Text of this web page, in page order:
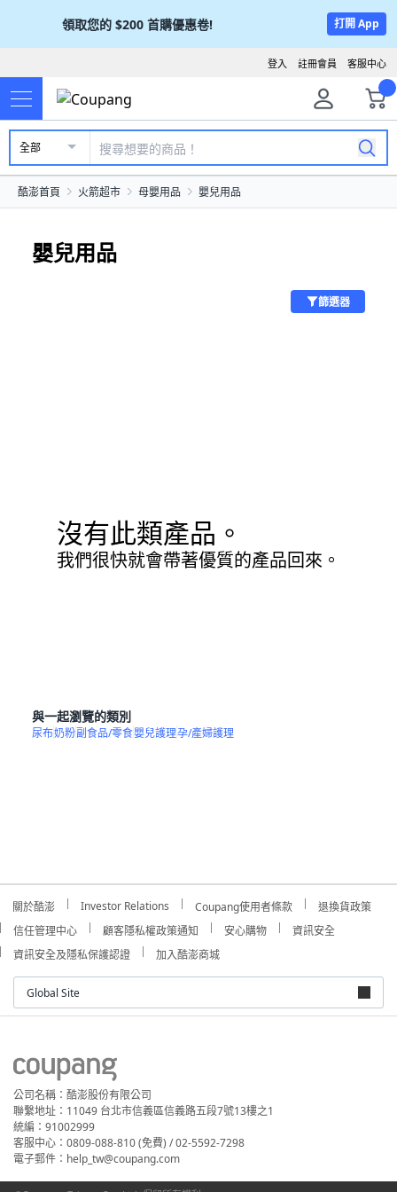
領取您的 $200 首購優惠卷! 打開 App
客服中心
註冊會員
登入
全部
酷澎首頁 火箭超市 母嬰用品 嬰兒用品
嬰兒用品
篩選器
沒有此類產品。
我們很快就會帶著優質的產品回來。
與一起瀏覽的類別
尿布奶粉副食品/零食嬰兒護理孕/產婦護理
關於酷澎 Investor Relations Coupang使用者條款
退換貨政策
信任管理中心
顧客隱私權政策通知 安心購物
資訊安全
資訊安全及隱私保護認證
加入酷澎商城
Global Site
公司名稱：酷澎股份有限公司
聯繫地址：11049 台北市信義區信義路五段7號13樓之1
統編：91002999
客服中心：0809-088-810 (免費) / 02-5592-7298
電子郵件：help_tw@coupang.com